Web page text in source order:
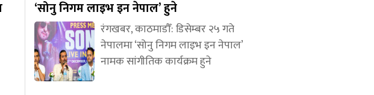
‘सोनु निगम लाइभ इन नेपाल’ हुने
रंगखबर, काठमाडौँ: डिसेम्बर २५ गते
नेपालमा ‘सोनु निगम लाइभ इन नेपाल’
नामक सांगीतिक कार्यक्रम हुने